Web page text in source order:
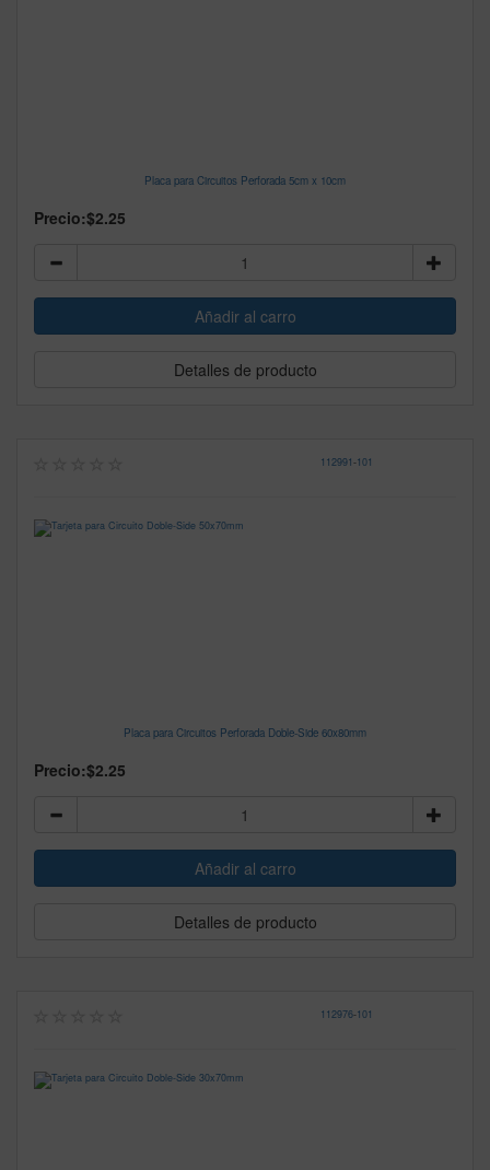
Placa para Circuitos Perforada 5cm x 10cm
Precio:$2.25
Detalles de producto
112991-101
Placa para Circuitos Perforada Doble-Side 60x80mm
Precio:$2.25
Detalles de producto
112976-101